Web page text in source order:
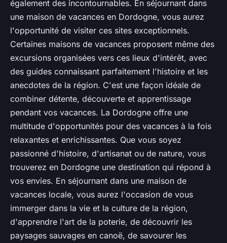
également des incontournables. En séjournant dans
une maison de vacances en Dordogne, vous aurez
l'opportunité de visiter ces sites exceptionnels.
Certaines maisons de vacances proposent même des
excursions organisées vers ces lieux d'intérêt, avec
des guides connaissant parfaitement l'histoire et les
anecdotes de la région. C'est une façon idéale de
combiner détente, découverte et apprentissage
pendant vos vacances. La Dordogne offre une
multitude d'opportunités pour des vacances à la fois
relaxantes et enrichissantes. Que vous soyez
passionné d'histoire, d'artisanat ou de nature, vous
trouverez en Dordogne une destination qui répond à
vos envies. En séjournant dans une maison de
vacances locale, vous aurez l'occasion de vous
immerger dans la vie et la culture de la région,
d'apprendre l'art de la poterie, de découvrir les
paysages sauvages en canoë, de savourer les